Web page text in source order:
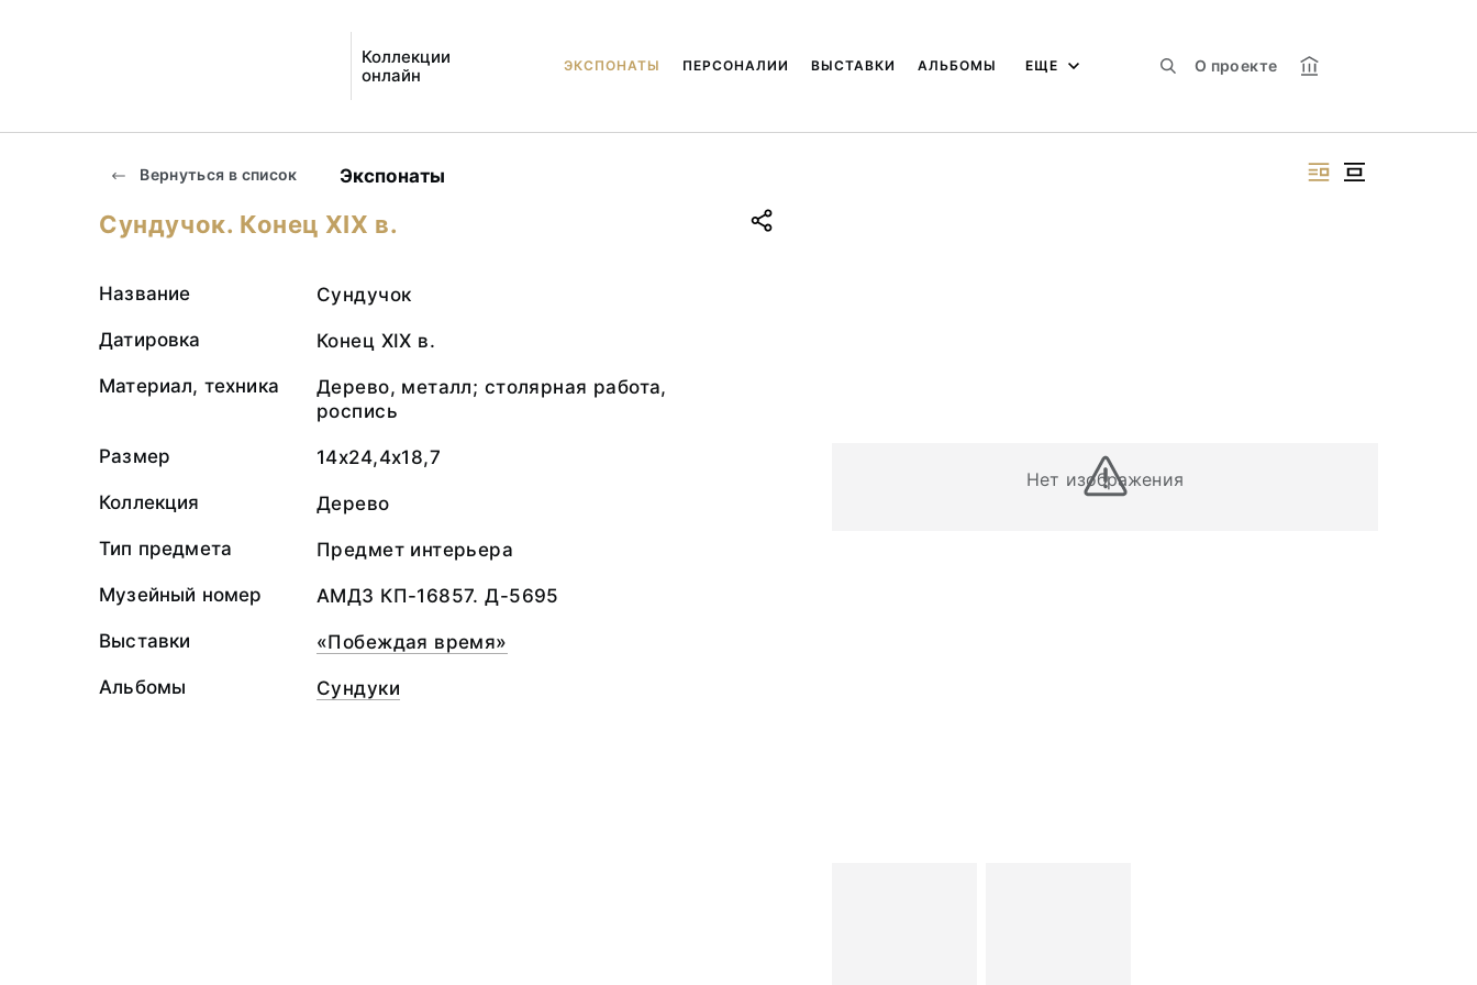
Коллекции
онлайн
О проекте
ЭКСПОНАТЫ ПЕРСОНАЛИИ ВЫСТАВКИ АЛЬБОМЫ ЕЩЕ
Вернуться в список Экспонаты
Нет изображения
Сундучок. Конец XIX в.
Название Сундучок
Датировка Конец XIX в.
Материал, техника
Дерево, металл; столярная работа,
роспись
Размер 14х24,4х18,7
Коллекция Дерево
Тип предмета Предмет интерьера
Музейный номер АМДЗ КП-16857. Д-5695
Выставки «Побеждая время»
Альбомы Сундуки